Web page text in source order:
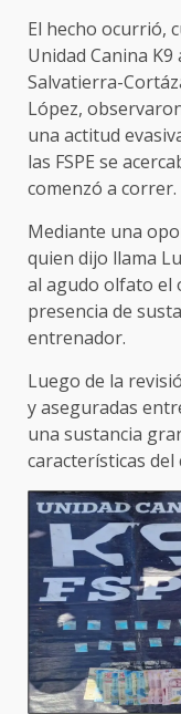
El hecho ocurrió,
Unidad Canina
Salvatierra-
López,
una actitud
las FSPE se
comenzó a correr.
Mediante una
quien dijo llama
al agudo olfato el
presencia de
entrenador.
Luego de la
y aseguradas
una sustancia
características del